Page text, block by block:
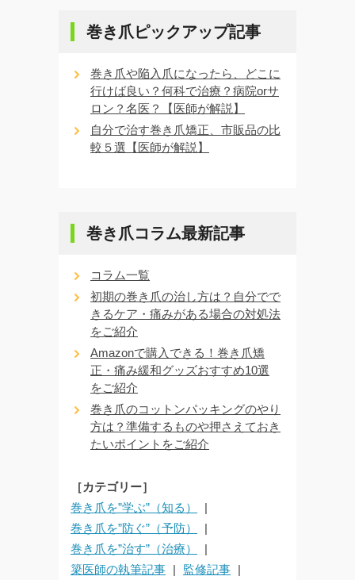
巻き爪ピックアップ記事
巻き爪や陥入爪になったら、どこに
行けば良い？何科で治療？病院orサ
ロン？名医？【医師が解説】
自分で治す巻き爪矯正、市販品の比
較５選【医師が解説】
巻き爪コラム最新記事
コラム一覧
初期の巻き爪の治し方は？自分でで
きるケア・痛みがある場合の対処法
をご紹介
Amazonで購入できる！巻き爪矯
正・痛み緩和グッズおすすめ10選
をご紹介
巻き爪のコットンパッキングのやり
方は？準備するものや押さえておき
たいポイントをご紹介
［カテゴリー］
巻き爪を”学ぶ”（知る）
巻き爪を”防ぐ”（予防）
巻き爪を”治す”（治療）
簗医師の執筆記事
監修記事